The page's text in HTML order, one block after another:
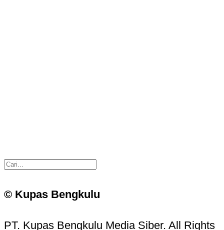
© Kupas Bengkulu
PT. Kupas Bengkulu Media Siber. All Rights